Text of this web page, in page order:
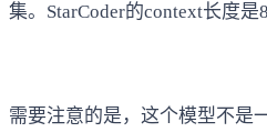
集。StarCoder的context长度是
需要注意的是，这个模型不是